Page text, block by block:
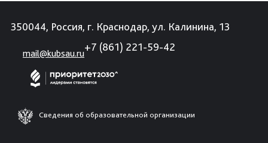
350044, Россия, г. Краснодар, ул. Калинина, 13
mail@kubsau.ru
+7 (861) 221-59-42
Сведения об образовательной организации